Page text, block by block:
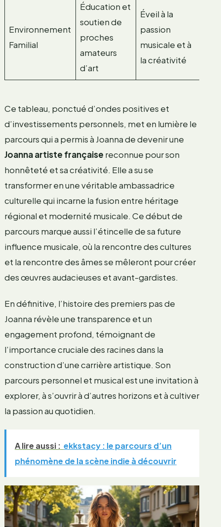
Environnement
Familial
Éducation et
soutien de
proches
amateurs
d’art
Éveil à la
passion
musicale et à
la créativité
Ce tableau, ponctué d’ondes positives et
d’investissements personnels, met en lumière le
parcours qui a permis à Joanna de devenir une
Joanna artiste française reconnue pour son
honnêteté et sa créativité. Elle a su se
transformer en une véritable ambassadrice
culturelle qui incarne la fusion entre héritage
régional et modernité musicale. Ce début de
parcours marque aussi l’étincelle de sa future
influence musicale, où la rencontre des cultures
et la rencontre des âmes se mêleront pour créer
des œuvres audacieuses et avant-gardistes.
En définitive, l’histoire des premiers pas de
Joanna révèle une transparence et un
engagement profond, témoignant de
l’importance cruciale des racines dans la
construction d’une carrière artistique. Son
parcours personnel et musical est une invitation à
explorer, à s’ouvrir à d’autres horizons et à cultiver
la passion au quotidien.
A lire aussi : ekkstacy : le parcours d’un
phénomène de la scène indie à découvrir